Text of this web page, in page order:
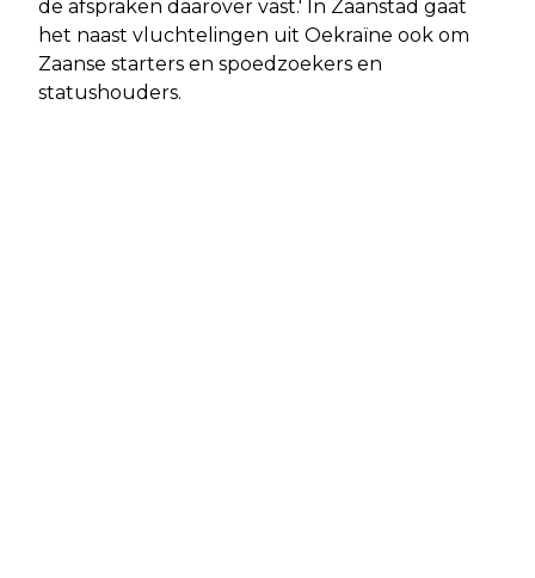
de afspraken daarover vast.' In Zaanstad gaat
het naast vluchtelingen uit Oekraïne ook om
Zaanse starters en spoedzoekers en
statushouders.